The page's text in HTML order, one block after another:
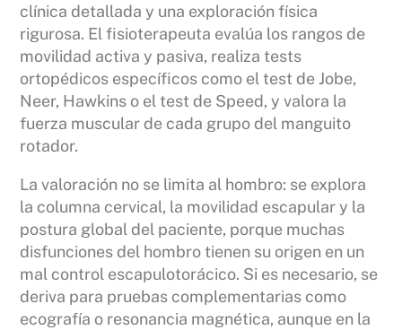
clínica detallada y una exploración física
rigurosa. El fisioterapeuta evalúa los rangos de
movilidad activa y pasiva, realiza tests
ortopédicos específicos como el test de Jobe,
Neer, Hawkins o el test de Speed, y valora la
fuerza muscular de cada grupo del manguito
rotador.
La valoración no se limita al hombro: se explora
la columna cervical, la movilidad escapular y la
postura global del paciente, porque muchas
disfunciones del hombro tienen su origen en un
mal control escapulotorácico. Si es necesario, se
deriva para pruebas complementarias como
ecografía o resonancia magnética, aunque en la